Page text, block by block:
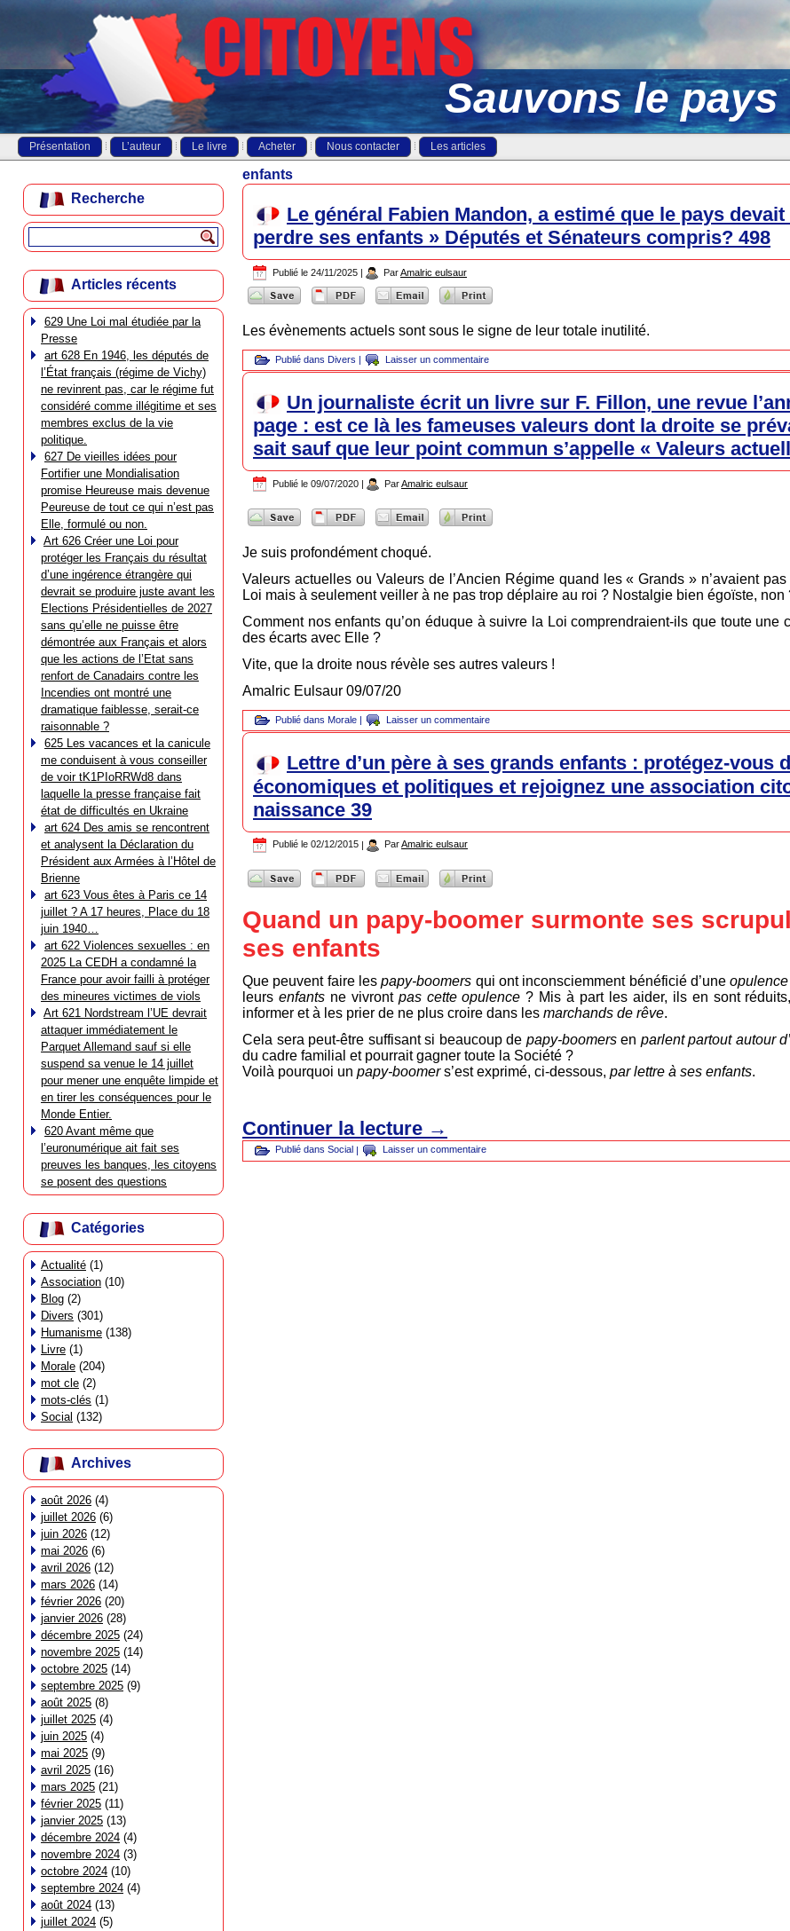
Sauvons le pays
Présentation L’auteur Le livre Acheter Nous contacter Les articles
Recherche
Articles récents
629 Une Loi mal étudiée par la
Presse
art 628 En 1946, les députés de
l’État français (régime de Vichy)
ne revinrent pas, car le régime fut
considéré comme illégitime et ses
membres exclus de la vie
politique.
627 De vieilles idées pour
Fortifier une Mondialisation
promise Heureuse mais devenue
Peureuse de tout ce qui n’est pas
Elle, formulé ou non.
Art 626 Créer une Loi pour
protéger les Français du résultat
d’une ingérence étrangère qui
devrait se produire juste avant les
Elections Présidentielles de 2027
sans qu’elle ne puisse être
démontrée aux Français et alors
que les actions de l’Etat sans
renfort de Canadairs contre les
Incendies ont montré une
dramatique faiblesse, serait-ce
raisonnable ?
625 Les vacances et la canicule
me conduisent à vous conseiller
de voir tK1PIoRRWd8 dans
laquelle la presse française fait
état de difficultés en Ukraine
art 624 Des amis se rencontrent
et analysent la Déclaration du
Président aux Armées à l’Hôtel de
Brienne
art 623 Vous êtes à Paris ce 14
juillet ? A 17 heures, Place du 18
juin 1940…
art 622 Violences sexuelles : en
2025 La CEDH a condamné la
France pour avoir failli à protéger
des mineures victimes de viols
Art 621 Nordstream l’UE devrait
attaquer immédiatement le
Parquet Allemand sauf si elle
suspend sa venue le 14 juillet
pour mener une enquête limpide et
en tirer les conséquences pour le
Monde Entier.
620 Avant même que
l’euronumérique ait fait ses
preuves les banques, les citoyens
se posent des questions
Catégories
Actualité (1)
Association (10)
Blog (2)
Divers (301)
Humanisme (138)
Livre (1)
Morale (204)
mot cle (2)
mots-clés (1)
Social (132)
Archives
août 2026 (4)
juillet 2026 (6)
juin 2026 (12)
mai 2026 (6)
avril 2026 (12)
mars 2026 (14)
février 2026 (20)
janvier 2026 (28)
décembre 2025 (24)
novembre 2025 (14)
octobre 2025 (14)
septembre 2025 (9)
août 2025 (8)
juillet 2025 (4)
juin 2025 (4)
mai 2025 (9)
avril 2025 (16)
mars 2025 (21)
février 2025 (11)
janvier 2025 (13)
décembre 2024 (4)
novembre 2024 (3)
octobre 2024 (10)
septembre 2024 (4)
août 2024 (13)
juillet 2024 (5)
enfants
Le général Fabien Mandon, a estimé que le pays
perdre ses enfants » Députés et Sénateurs compris? 498
Publié le 24/11/2025 | ParAmalric eulsaur
Les évènements actuels sont sous le signe de leur totale inutilité.
Publié dans Divers | Laisser un commentaire
Un journaliste écrit un livre sur F. Fillon, une revue
page : est ce là les fameuses valeurs dont la droite se
sait sauf que leur point commun s’appelle « Valeurs
Publié le 09/07/2020 ParAmalric eulsaur
Je suis profondément choqué.
Valeurs actuelles ou Valeurs de l’Ancien Régime quand les « Grands » n’avaient
Loi mais à seulement veiller à ne pas trop déplaire au roi ? Nostalgie bien égoïste, non
Comment nos enfants qu’on éduque à suivre la Loi comprendraient-ils que toute une
des écarts avec Elle ?
Vite, que la droite nous révèle ses autres valeurs !
Amalric Eulsaur 09/07/20
Publié dans Morale Laisser un commentaire
Lettre d’un père à ses grands enfants : protégez-vous
économiques et politiques et rejoignez une association
naissance 39
Publié le 02/12/2015 | ParAmalric eulsaur
Quand un papy-boomer surmonte ses
ses enfants
Que peuvent faire lespapy-boomers qui ont inconsciemment bénéficié d’uneopulence
leurs enfantsne vivront pas cette opulence ? Mis à part les aider, ils en sont
informer et à les prier de ne plus croire dans les marchands de rêve.
Cela sera peut-être suffisant si beaucoup de papy-boomersen parlent partout autour
du cadre familial et pourrait gagner toute la Société ?
Voilà pourquoi un papy-boomers’est exprimé, ci-dessous, par lettre à ses enfants.
Continuer la lecture →
Publié dans Social | Laisser un commentaire